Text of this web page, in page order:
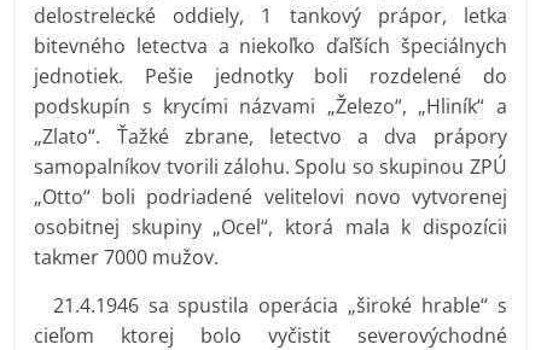
delostrelecké oddiely, 1 tankový prápor, letka
bitevného letectva a niekoľko ďaľších špeciálnych
jednotiek. Pešie jednotky boli rozdelené do
podskupín s krycími názvami „Železo“, „Hliník“ a
„Zlato“. Ťažké zbrane, letectvo a dva prápory
samopalníkov tvorili zálohu. Spolu so skupinou ZPÚ
„Otto“ boli podriadené velitelovi novo vytvorenej
osobitnej skupiny „Ocel“, ktorá mala k dispozícii
takmer 7000 mužov.
21.4.1946 sa spustila operácia „široké hrable“ s
cieľom ktorej bolo vyčistit severovýchodné